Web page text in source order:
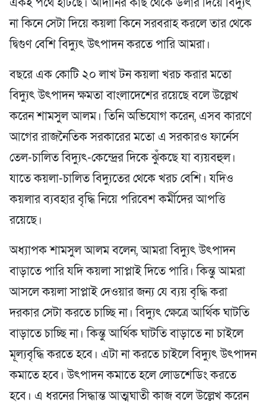
না কিনে সেটা দিয়ে কয়লা কিনে সরবরাহ করলে তার থেকে
দ্বিগুণ বেশি বিদ্যুৎ উৎপাদন করতে পারি আমরা।
বছরে এক কোটি ২০ লাখ টন কয়লা খরচ করার মতো
বিদ্যুৎ উৎপাদন ক্ষমতা বাংলাদেশের রয়েছে বলে উল্লেখ
করেন শামসুল আলম। তিনি অভিযোগ করেন, এসব কারণে
আগের রাজনৈতিক সরকারের মতো এ সরকারও ফার্নেস
তেল-চালিত বিদ্যুৎ-কেন্দ্রের দিকে ঝুঁকছে যা ব্যয়বহুল।
যাতে কয়লা-চালিত বিদ্যুতের থেকে খরচ বেশি। যদিও
কয়লার ব্যবহার বৃদ্ধি নিয়ে পরিবেশ কর্মীদের আপত্তি
রয়েছে।
অধ্যাপক শামসুল আলম বলেন, আমরা বিদ্যুৎ উৎপাদন
বাড়াতে পারি যদি কয়লা সাপ্লাই দিতে পারি। কিন্তু আমরা
আসলে কয়লা সাপ্লাই দেওয়ার জন্য যে ব্যয় বৃদ্ধি করা
দরকার সেটা করতে চাচ্ছি না। বিদ্যুৎ ক্ষেত্রে আর্থিক ঘাটতি
বাড়াতে চাচ্ছি না। কিন্তু আর্থিক ঘাটতি বাড়াতে না চাইলে
মূল্যবৃদ্ধি করতে হবে। এটা না করতে চাইলে বিদ্যুৎ উৎপাদন
কমাতে হবে। উৎপাদন কমাতে হলে লোডশেডিং করতে
হবে। এ ধরনের সিদ্ধান্ত আত্মঘাতী কাজ বলে উল্লেখ করেন